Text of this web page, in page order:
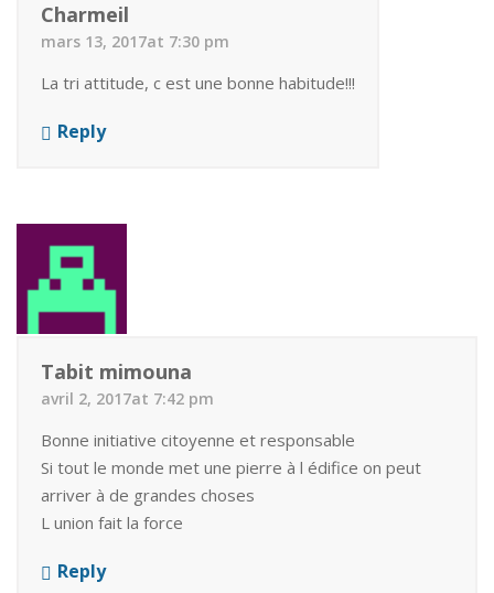
Charmeil
mars 13, 2017at 7:30 pm
La tri attitude, c est une bonne habitude!!!
Reply
Tabit mimouna
avril 2, 2017at 7:42 pm
Bonne initiative citoyenne et responsable
Si tout le monde met une pierre à l édifice on peut
arriver à de grandes choses
L union fait la force
Reply